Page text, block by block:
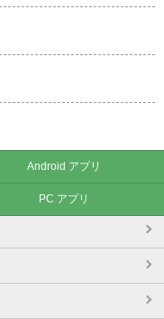
Android アプリ
PC アプリ